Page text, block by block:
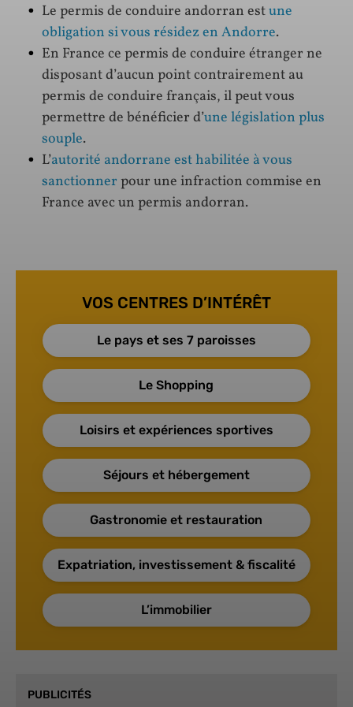
Le permis de conduire andorran estune
obligation si vous résidez en Andorre.
En France ce permis de conduire étranger ne
disposant d’aucun point contrairement au
permis de conduire français, il peut vous
permettre de bénéficier d’une législation plus
souple.
L’autorité andorrane est habilitée à vous
sanctionner pour une infraction commise en
France avec un permis andorran.
VOS CENTRES D’INTÉRÊT
Le pays et ses 7 paroisses
Le Shopping
Loisirs et expériences sportives
Séjours et hébergement
Gastronomie et restauration
Expatriation, investissement & fiscalité
L’immobilier
PUBLICITÉS